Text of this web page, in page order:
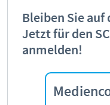
Bleiben Sie auf
Jetzt für den
anmelden!